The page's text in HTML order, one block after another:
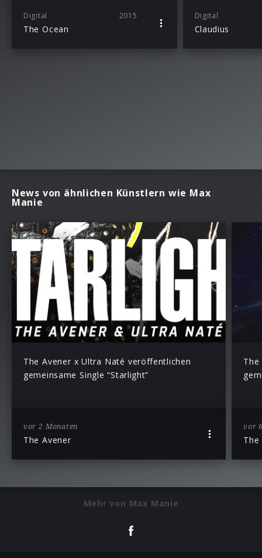
Digital 2015
The Ocean
Digital
Claudius
News von ähnlichen Künstlern wie Max
Manie
The Avener x Ultra Naté veröffentlichen
gemeinsame Single “Starlight”
vor 2 Monaten
The Avener
vor
The
Mehr von Max Manie